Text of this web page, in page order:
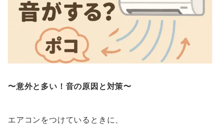
〜意外と多い！音の原因と対策〜
エアコンをつけているときに、